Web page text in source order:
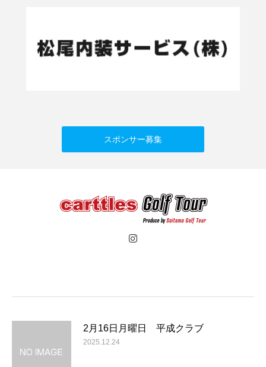
スポンサー募集
2月16日月曜日 平成クラブ
2025.12.24